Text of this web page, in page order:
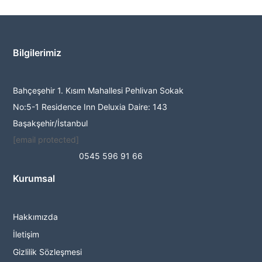
Bilgilerimiz
Bahçeşehir 1. Kısım Mahallesi Pehlivan Sokak
No:5-1 Residence Inn Deluxia Daire: 143
Başakşehir/İstanbul
[email protected]
0545 596 91 66
Kurumsal
Hakkımızda
İletişim
Gizlilik Sözleşmesi